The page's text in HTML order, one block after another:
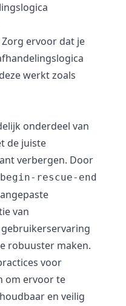
Zorg ervoor dat je
werkt zoals
onderdeel van
de juiste
verbergen. Door
begin-rescue-end
van
robuuster maken.
voor
om ervoor te
en veilig